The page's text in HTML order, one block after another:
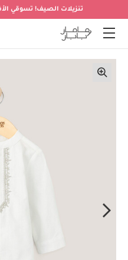
تنزيلات الصيف! تسوقي